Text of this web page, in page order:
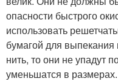
опасности быстрого
использовать
бумагой для выпекания
нить, то они не упадут
уменьшатся в размерах.